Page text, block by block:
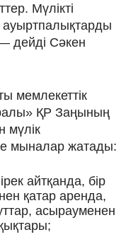
Мүлікті
ауыртпалықтарды
дейді Сәкен
мемлекеттік
ҚР Заңының
мүлік
мыналар жатады:
айтқанда, бір
қатар аренда,
асырауменен